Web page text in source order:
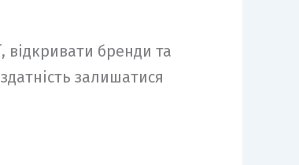
відкривати бренди та
залишатися